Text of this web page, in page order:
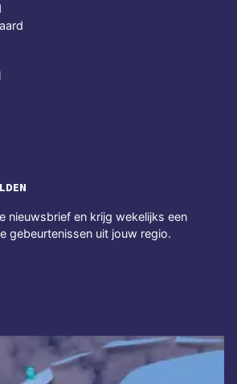
nieuwsbrief en krijg wekelijks een
gebeurtenissen uit jouw regio.